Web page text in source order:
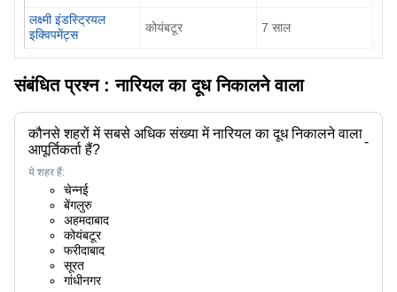
लक्ष्मी इंडस्ट्रियल
इक्विपमेंट्स
कोयंबटूर 7 साल
संबंधित प्रश्न :नारियल का दूध निकालने वाला
कौनसे शहरों में सबसे अधिक संख्या में नारियल का दूध निकालने वाला
आपूर्तिकर्ता हैं?
-
ये शहर हैं:
चेन्नई
बेंगलुरु
अहमदाबाद
कोयंबटूर
फरीदाबाद
सूरत
गांधीनगर